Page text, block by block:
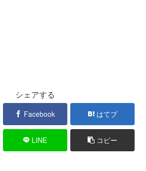
シェアする
Facebook はてブ
LINE コピー